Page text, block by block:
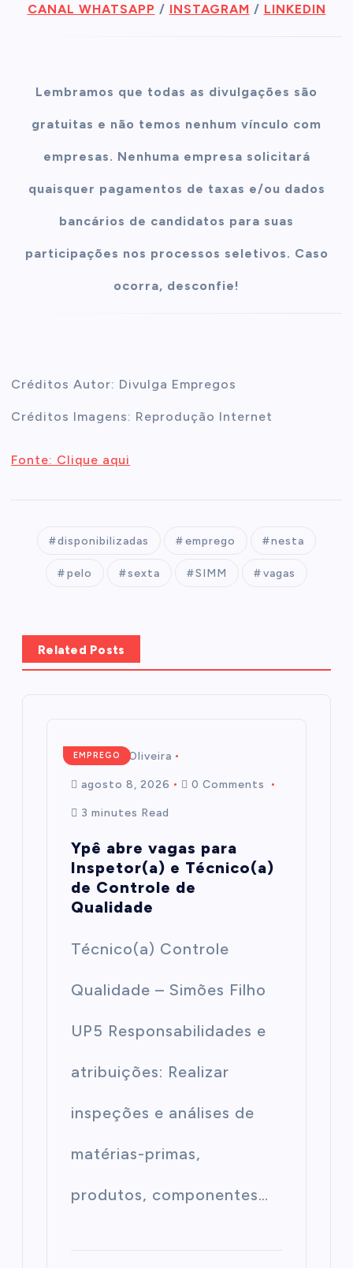
CANAL WHATSAPP / INSTAGRAM / LINKEDIN
Lembramos que todas as divulgações são
gratuitas e não temos nenhum vínculo com
empresas. Nenhuma empresa solicitará
quaisquer pagamentos de taxas e/ou dados
bancários de candidatos para suas
participações nos processos seletivos. Caso
ocorra, desconfie!
Créditos Autor: Divulga Empregos
Créditos Imagens: Reprodução Internet
Fonte: Clique aqui
disponibilizadas emprego nesta
pelo sexta SIMM vagas
Related Posts
EMPREGO
Mairim de Oliveira
agosto 8, 2026 0 Comments
3 minutes Read
Ypê abre vagas para
Inspetor(a) e Técnico(a)
de Controle de
Qualidade
Técnico(a) Controle
Qualidade – Simões Filho
UP5 Responsabilidades e
atribuições: Realizar
inspeções e análises de
matérias-primas,
produtos, componentes…